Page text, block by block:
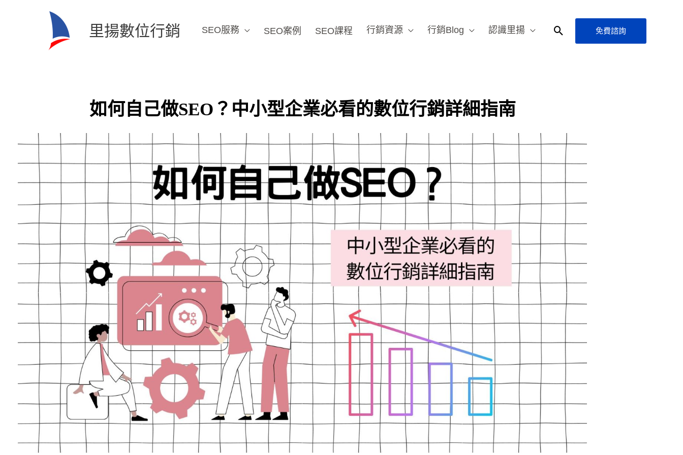
里揚數位行銷 SEO服務 SEO案例 SEO課程 行銷資源 行銷Blog 認識里揚
搜
免費諮詢
如何自己做SEO？中小型企業必看的數位行銷詳細指南